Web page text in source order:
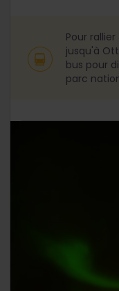
Pour
jusqu'à
bus pour
parc